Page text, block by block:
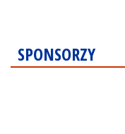
SPONSORZY